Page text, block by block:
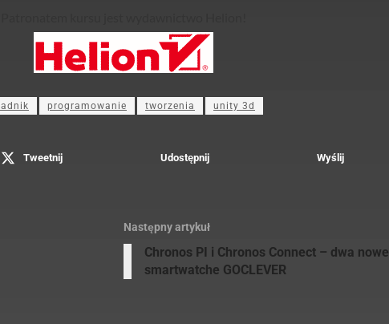
programowanie tworzenia unity 3d
Tweetnij Udostępnij Wyślij
Następny artykuł
Chronos PI i Chronos Connect – dwa nowe
smartwatche GOCLEVER